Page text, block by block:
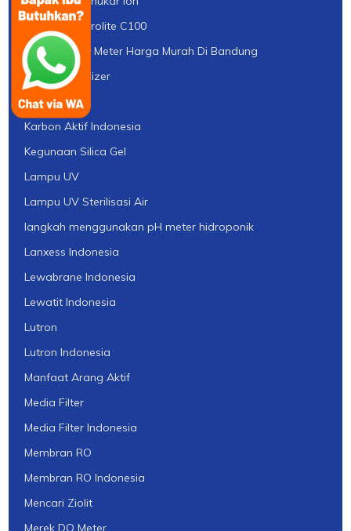
Jual Resin Purolite C100
Jual Turbidity Meter Harga Murah Di Bandung
Jual UV Sterilizer
Karbon Aktif
Karbon Aktif Indonesia
Kegunaan Silica Gel
Lampu UV
Lampu UV Sterilisasi Air
langkah menggunakan pH meter hidroponik
Lanxess Indonesia
Lewabrane Indonesia
Lewatit Indonesia
Lutron
Lutron Indonesia
Manfaat Arang Aktif
Media Filter
Media Filter Indonesia
Membran RO
Membran RO Indonesia
Mencari Ziolit
Merek DO Meter